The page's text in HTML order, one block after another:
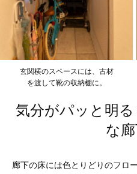
玄関横のスペースには、古材
を渡して靴の収納棚に。
気分がパッと明
な廊
廊下の床には色とりどりのフロ